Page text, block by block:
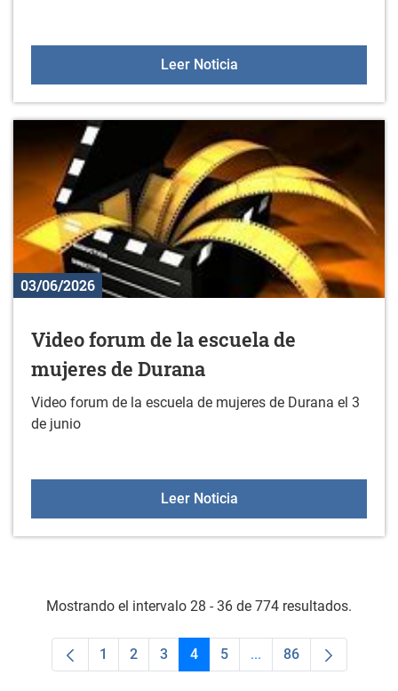
Leer NoticiaI. Festival Sabin
03/06/2026
Video forum de la escuela de
mujeres de Durana
Video forum de la escuela de mujeres de Durana el 3
de junio
Leer NoticiaVideo forum de la
Mostrando el intervalo 28 - 36 de 774 resultados.
Página
1 Página
2 Página
3 Página
4 Página
5 ...Páginas intermedias
Página
86